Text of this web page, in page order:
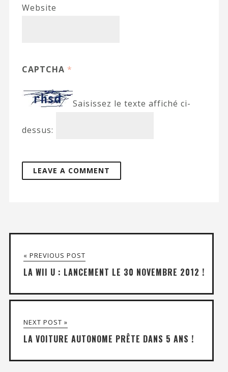
Website
CAPTCHA *
Saisissez le texte affiché ci-
dessus:
« PREVIOUS POST
LA WII U : LANCEMENT LE 30 NOVEMBRE 2012 !
NEXT POST »
LA VOITURE AUTONOME PRÊTE DANS 5 ANS !